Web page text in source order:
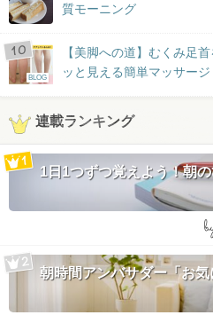
質モーニング
BLOG
【美脚への道】むくみ足
ッと見える簡単マッサージ
連載ランキング
1日1つずつ覚えよう！朝
朝時間アンバサダー「お気